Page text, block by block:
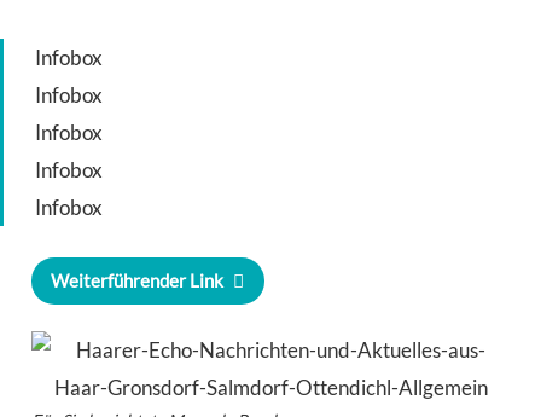
Infobox
Infobox
Infobox
Infobox
Infobox
Weiterführender Link